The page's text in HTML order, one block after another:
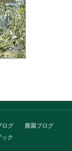
ログ
農園ブログ
ク